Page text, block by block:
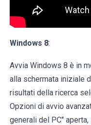
Windows 8:
Avvia Windows 8 è in
alla schermata iniziale
risultati della ricerca
Opzioni di avvio
generali del PC"